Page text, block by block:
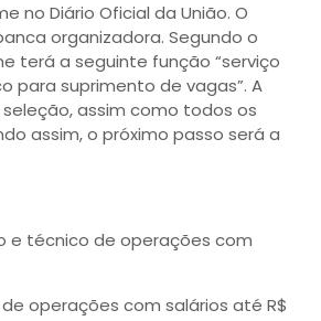
no Diário Oficial da União. O
organizadora. Segundo o
terá a seguinte função “serviço
para suprimento de vagas”. A
assim como todos os
assim, o próximo passo será a
e técnico de operações com
operações com salários até R$